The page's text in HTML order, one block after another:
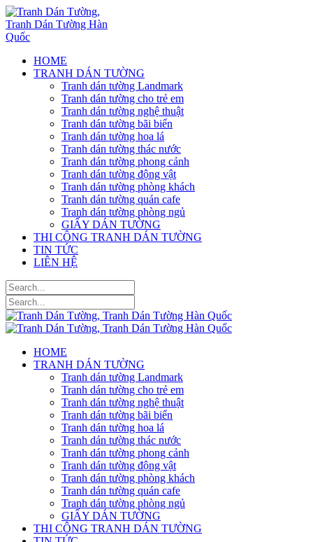
HOME
TRANH DÁN TƯỜNG
Tranh dán tường Landmark
Tranh dán tường cho trẻ em
Tranh dán tường nghệ thuật
Tranh dán tường bãi biển
Tranh dán tường hoa lá
Tranh dán tường thác nước
Tranh dán tường phong cảnh
Tranh dán tường động vật
Tranh dán tường phòng khách
Tranh dán tường quán cafe
Tranh dán tường phòng ngủ
GIẤY DÁN TƯỜNG
THI CÔNG TRANH DÁN TƯỜNG
TIN TỨC
LIÊN HỆ
HOME
TRANH DÁN TƯỜNG
Tranh dán tường Landmark
Tranh dán tường cho trẻ em
Tranh dán tường nghệ thuật
Tranh dán tường bãi biển
Tranh dán tường hoa lá
Tranh dán tường thác nước
Tranh dán tường phong cảnh
Tranh dán tường động vật
Tranh dán tường phòng khách
Tranh dán tường quán cafe
Tranh dán tường phòng ngủ
GIẤY DÁN TƯỜNG
THI CÔNG TRANH DÁN TƯỜNG